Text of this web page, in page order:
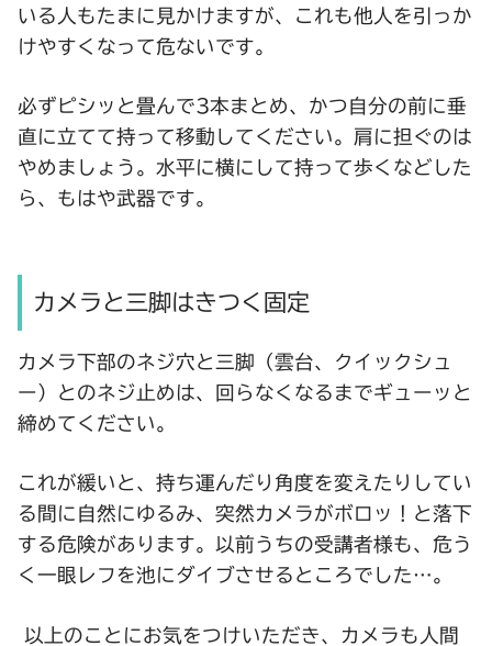
いる人もたまに見かけますが、これも他人を引っか
けやすくなって危ないです。
必ずピシッと畳んで3本まとめ、かつ自分の前に垂
直に立てて持って移動してください。肩に担ぐのは
やめましょう。水平に横にして持って歩くなどした
ら、もはや武器です。
カメラと三脚はきつく固定
カメラ下部のネジ穴と三脚（雲台、クイックシュ
ー）とのネジ止めは、回らなくなるまでギューッと
締めてください。
これが緩いと、持ち運んだり角度を変えたりしてい
る間に自然にゆるみ、突然カメラがボロッ！と落下
する危険があります。以前うちの受講者様も、危う
く一眼レフを池にダイブさせるところでした…。
以上のことにお気をつけいただき、カメラも人間